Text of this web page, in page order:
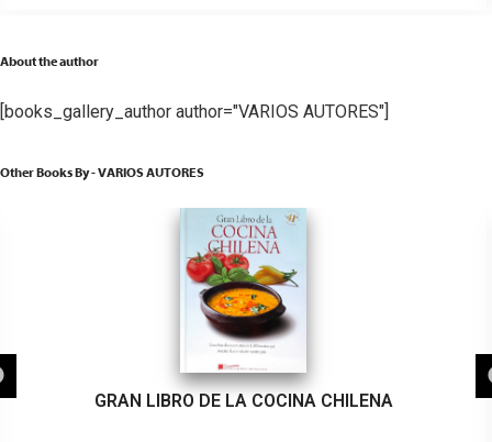
About the author
[books_gallery_author author="VARIOS AUTORES"]
Other Books By - VARIOS AUTORES
GRAN LIBRO DE LA COCINA CHILENA